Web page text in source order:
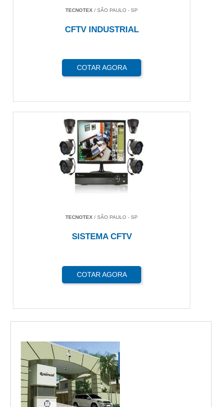
TECNOTEX / SÃO PAULO - SP
CFTV INDUSTRIAL
COTAR AGORA
TECNOTEX / SÃO PAULO - SP
SISTEMA CFTV
COTAR AGORA